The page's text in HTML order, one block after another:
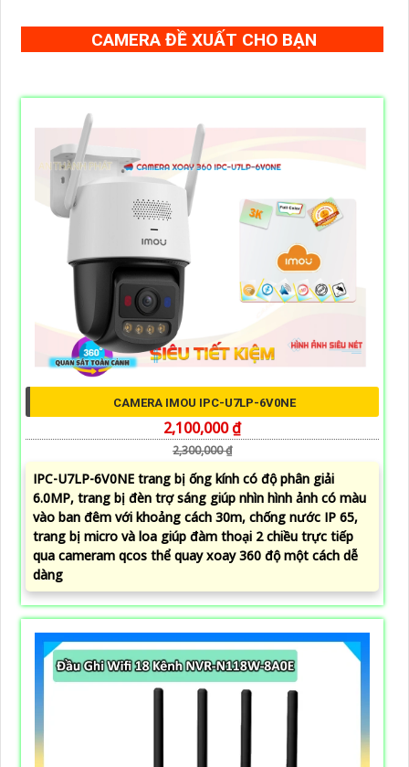
CAMERA ĐỀ XUẤT CHO BẠN
CAMERA IMOU IPC-U7LP-6V0NE
2,100,000 ₫
2,300,000 ₫
IPC-U7LP-6V0NE trang bị ống kính có độ phân giải
6.0MP, trang bị đèn trợ sáng giúp nhìn hình ảnh có màu
vào ban đêm với khoảng cách 30m, chống nước IP 65,
trang bị micro và loa giúp đàm thoại 2 chiều trực tiếp
qua cameram qcos thể quay xoay 360 độ một cách dễ
dàng